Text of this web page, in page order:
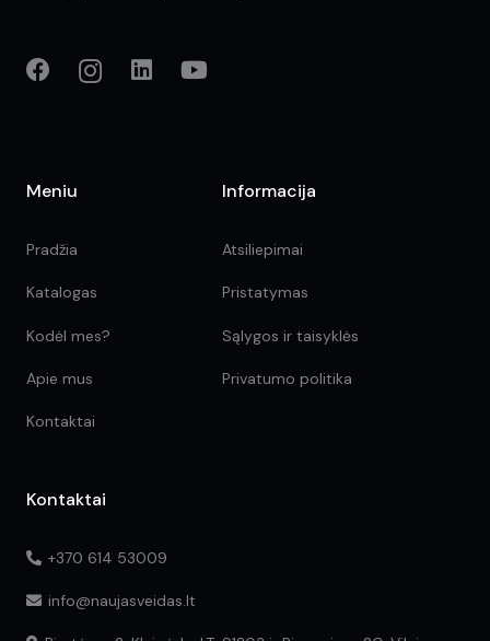
Meniu
Pradžia
Katalogas
Kodėl mes?
Apie mus
Kontaktai
Informacija
Atsiliepimai
Pristatymas
Sąlygos ir taisyklės
Privatumo politika
Kontaktai
+370 614 53009
info@naujasveidas.lt